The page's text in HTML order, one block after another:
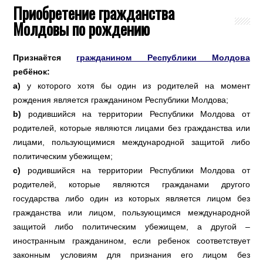
Приобретение гражданства
Молдовы по рождению
Признаётся гражданином Республики Молдова
ребёнок:
a) у которого хотя бы один из родителей на момент
рождения является гражданином Республики Молдова;
b) родившийся на территории Республики Молдова от
родителей, которые являются лицами без гражданства или
лицами, пользующимися международной защитой либо
политическим убежищем;
c) родившийся на территории Республики Молдова от
родителей, которые являются гражданами другого
государства либо один из которых является лицом без
гражданства или лицом, пользующимся международной
защитой либо политическим убежищем, а другой –
иностранным гражданином, если ребенок соответствует
законным условиям для признания его лицом без